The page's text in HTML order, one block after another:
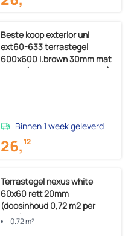
Beste koop exterior uni
ext60-633 terrastegel
600x600 l.brown 30mm mat
ret.r11 (doosinhoud 0,36 m2)
Binnen 1 week geleverd
26,12
Terrastegel nexus white
60x60 rett 20mm
(doosinhoud 0,72 m2 per
doos)
0.72 m²